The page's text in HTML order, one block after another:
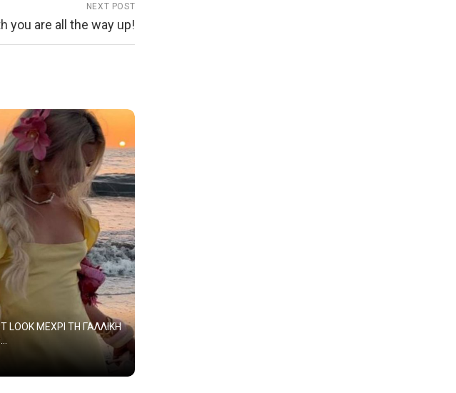
NEXT POST
you are all the way up!
LOOK ΜΕΧΡΙ ΤΗ ΓΑΛΛΙΚΗ